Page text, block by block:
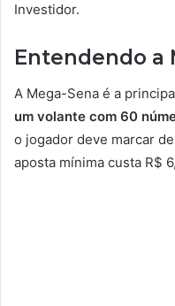
Investidor.
Entendendo a
A Mega-Sena é a
um volante com 60
o jogador deve marcar
aposta mínima custa R$